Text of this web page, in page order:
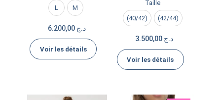
L M
د.ج
Voir les détails
Taille
(40/42) (42/44)
د.ج 3.500,00
Voir les détails